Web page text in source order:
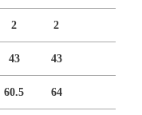
2 2
43 43
60.5 64